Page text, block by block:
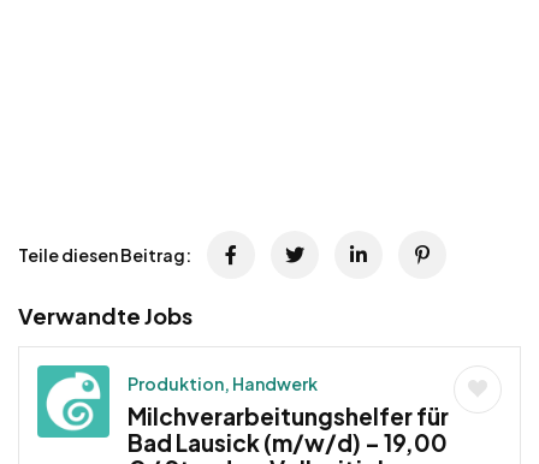
Teile diesen Beitrag:
Verwandte Jobs
Produktion, Handwerk
Milchverarbeitungshelfer für
Bad Lausick (m/w/d) – 19,00